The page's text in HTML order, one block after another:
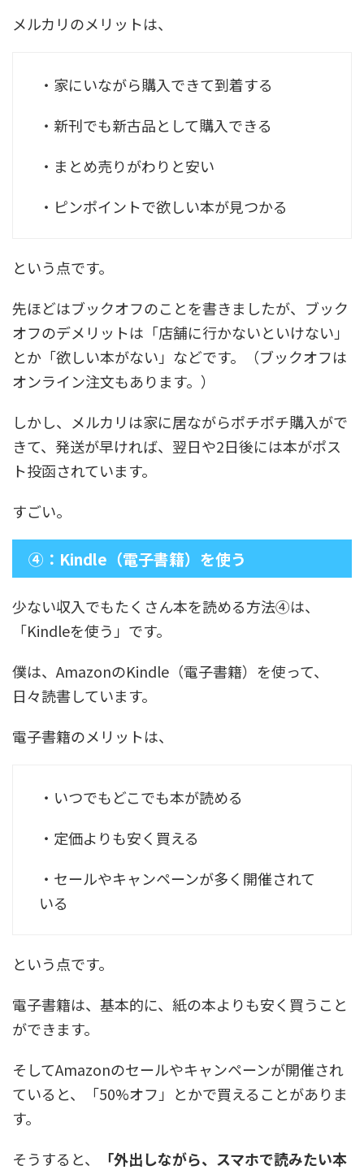
メルカリのメリットは、
・家にいながら購入できて到着する
・新刊でも新古品として購入できる
・まとめ売りがわりと安い
・ピンポイントで欲しい本が見つかる
という点です。
先ほどはブックオフのことを書きましたが、ブック
オフのデメリットは「店舗に行かないといけない」
とか「欲しい本がない」などです。（ブックオフは
オンライン注文もあります。）
しかし、メルカリは家に居ながらポチポチ購入がで
きて、発送が早ければ、翌日や2日後には本がポス
ト投函されています。
すごい。
④：Kindle（電子書籍）を使う
少ない収入でもたくさん本を読める方法④は、
「Kindleを使う」です。
僕は、AmazonのKindle（電子書籍）を使って、
日々読書しています。
電子書籍のメリットは、
・いつでもどこでも本が読める
・定価よりも安く買える
・セールやキャンペーンが多く開催されて
いる
という点です。
電子書籍は、基本的に、紙の本よりも安く買うこと
ができます。
そしてAmazonのセールやキャンペーンが開催され
ていると、「50%オフ」とかで買えることがありま
す。
そうすると、
「外出しながら、スマホで読みたい本